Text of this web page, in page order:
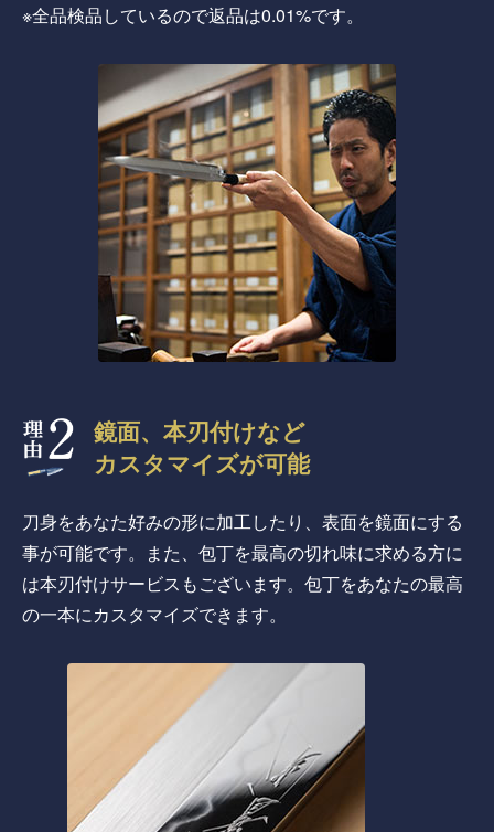
※全品検品しているので返品は0.01%です。
鏡面、本刃付けなど
カスタマイズが可能
刀身をあなた好みの形に加工したり、表面を鏡面にする
事が可能です。また、包丁を最高の切れ味に求める方に
は本刃付けサービスもございます。包丁をあなたの最高
の一本にカスタマイズできます。